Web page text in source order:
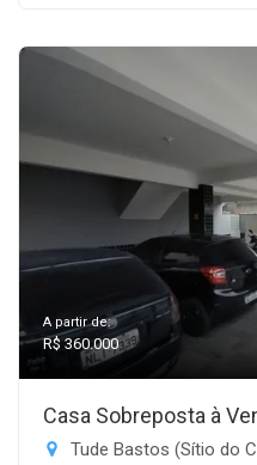
A partir de:
R$ 360.000
Casa Sobreposta à
Tude Bastos (Sítio do